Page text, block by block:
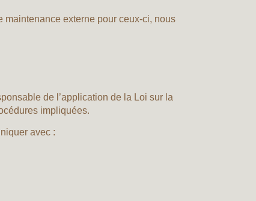
externe pour ceux-ci, nous
de l’application de la Loi sur la
impliquées.
avec :